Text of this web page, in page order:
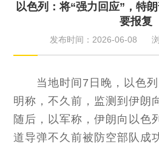
以色列：将“强力回应”，特
要报复
发布时间：2026-06-08
当地时间7日晚，以色
明称，不久前，监测到伊朗
随后，以军称，伊朗向以色
道导弹不久前被防空部队成